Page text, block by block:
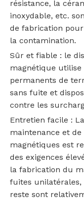
résistance, la
inoxydable, etc.
de fabrication
la contamination.
‌Sûr et fiable‌ : le
magnétique
permanents de
sans fuite et
contre les
‌Entretien facile‌ :
maintenance et de
magnétiques est
des exigences
la fabrication du
fuites unilatérales,
reste sont